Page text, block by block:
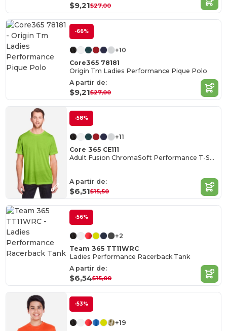
$9,21$27,00
-66%
+10
Core365 78181
Origin Tm Ladies Performance Pique Polo
A partir de:
$9,21$27,00
-58%
+11
Core 365 CE111
Adult Fusion ChromaSoft Performance T-Shirt
A partir de:
$6,51$15,50
-56%
+2
Team 365 TT11WRC
Ladies Performance Racerback Tank
A partir de:
$6,54$15,00
-53%
+19